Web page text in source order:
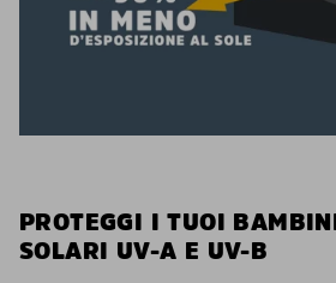
PROTEGGI I TUOI
SOLARI UV-A E UV-B